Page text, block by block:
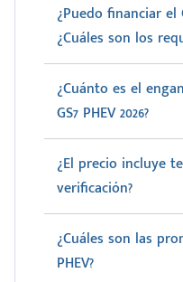
¿Puedo financiar el
¿Cuáles son los
¿Cuánto es el
GS7 PHEV 2026?
¿El precio incluye
verificación?
¿Cuáles son las
PHEV?